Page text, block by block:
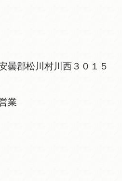
曇郡松川村川西３０１５
業